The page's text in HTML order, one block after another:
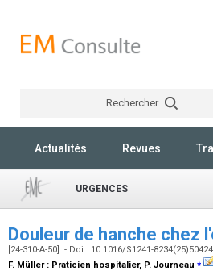
Rechercher
Actualités Revues
URGENCES
Douleur de hanche chez
[24-310-A-50] - Doi : 10.1016/S1241-
F. Müller : Praticien hospitalier, P. Journeau ⁎